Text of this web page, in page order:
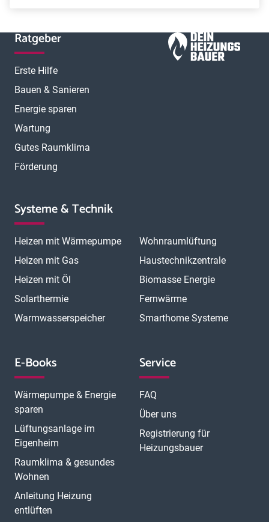
Ratgeber
Erste Hilfe
Bauen & Sanieren
Energie sparen
Wartung
Gutes Raumklima
Förderung
Systeme & Technik
Heizen mit Wärmepumpe
Heizen mit Gas
Heizen mit Öl
Solarthermie
Warmwasserspeicher
Wohnraumlüftung
Haustechnikzentrale
Biomasse Energie
Fernwärme
Smarthome Systeme
E-Books
Wärmepumpe & Energie
sparen
Lüftungsanlage im
Eigenheim
Raumklima & gesundes
Wohnen
Anleitung Heizung
entlüften
Service
FAQ
Über uns
Registrierung für
Heizungsbauer